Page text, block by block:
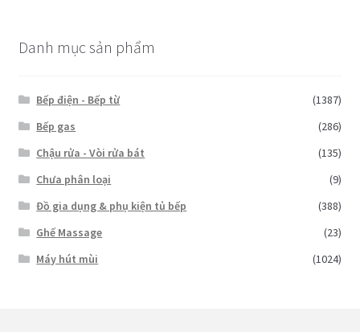
Danh mục sản phẩm
Bếp điện - Bếp từ
(1387)
Bếp gas
(286)
Chậu rửa - Vòi rửa bát
(135)
Chưa phân loại
(9)
Đồ gia dụng & phụ kiện tủ bếp
(388)
Ghế Massage
(23)
Máy hút mùi
(1024)